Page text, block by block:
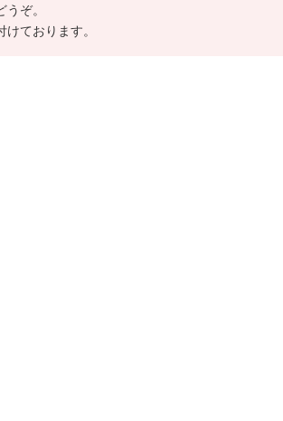
ぞ。
ております。